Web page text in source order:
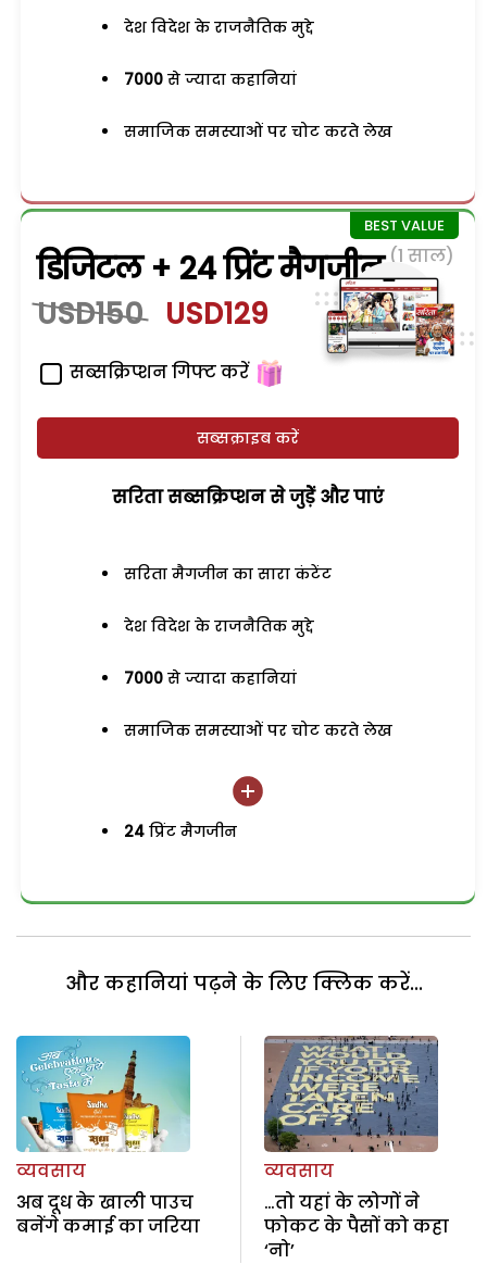
देश विदेश के राजनैतिक मुद्दे
7000 से ज्यादा कहानियां
समाजिक समस्याओं पर चोट करते लेख
डिजिटल + 24 प्रिंट मैगजीन (1 साल)
USD150 USD129
सब्सक्रिप्शन गिफ्ट करें
सब्सक्राइब करें
सरिता सब्सक्रिप्शन से जुड़ेें और पाएं
सरिता मैगजीन का सारा कंटेंट
देश विदेश के राजनैतिक मुद्दे
7000 से ज्यादा कहानियां
समाजिक समस्याओं पर चोट करते लेख
24 प्रिंट मैगजीन
और कहानियां पढ़ने के लिए क्लिक करें...
व्यवसाय
अब दूध के खाली पाउच
बनेंगे कमाई का जरिया
व्यवसाय
…तो यहां के लोगों ने
फोकट के पैसों को कहा
‘नो’